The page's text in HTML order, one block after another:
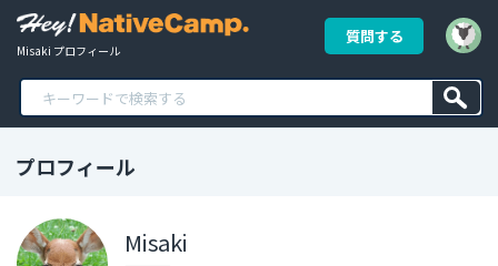
Misaki プロフィール
質問する
プロフィール
Misaki